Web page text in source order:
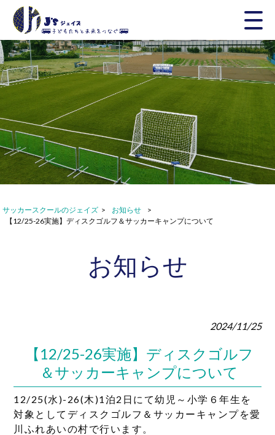
サッカースクールのジェイズ > お知らせ
>
【12/25-26実施】ディスクゴルフ＆サッカーキャンプについて
お知らせ
2024/11/25
【12/25-26実施】ディスクゴルフ
＆サッカーキャンプについて
12/25(水)-26(木)1泊2日にて幼児～小学６年生を
対象としてディスクゴルフ＆サッカー キャンプを愛
川ふれあいの村で行います。